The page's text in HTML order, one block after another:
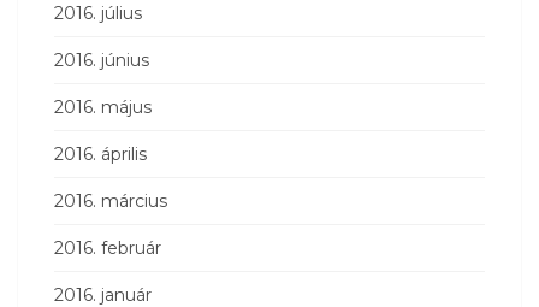
2016. július
2016. június
2016. május
2016. április
2016. március
2016. február
2016. január